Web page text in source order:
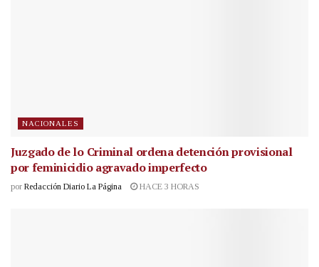
NACIONALES
Juzgado de lo Criminal ordena detención provisional
por feminicidio agravado imperfecto
por Redacción Diario La Página HACE 3 HORAS